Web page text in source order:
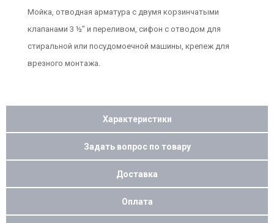
Мойка, отводная арматура с двумя корзинчатыми
клапанами 3 ½" и переливом, сифон с отводом для
стиральной или посудомоечной машины, крепеж для
врезного монтажа.
Характеристики
Задать вопрос по товару
Доставка
Оплата